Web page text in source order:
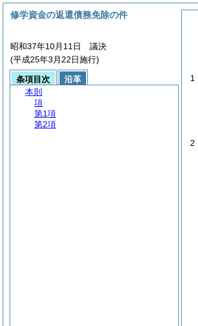
1
2
修学資金の返還債務免除の件
昭和37年10月11日 議決
(平成25年3月22日施行)
条項目次
沿革
本則
項
第1項
第2項